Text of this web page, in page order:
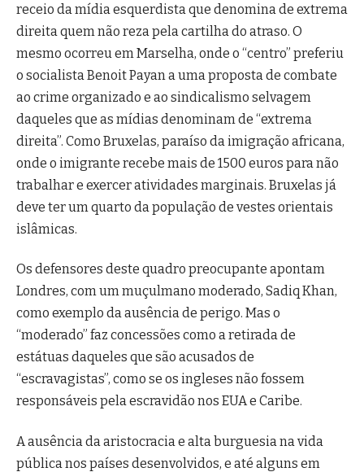
receio da mídia esquerdista que denomina de extrema
direita quem não reza pela cartilha do atraso. O
mesmo ocorreu em Marselha, onde o “centro” preferiu
o socialista Benoit Payan a uma proposta de combate
ao crime organizado e ao sindicalismo selvagem
daqueles que as mídias denominam de “extrema
direita”. Como Bruxelas, paraíso da imigração africana,
onde o imigrante recebe mais de 1500 euros para não
trabalhar e exercer atividades marginais. Bruxelas já
deve ter um quarto da população de vestes orientais
islâmicas.
Os defensores deste quadro preocupante apontam
Londres, com um muçulmano moderado, Sadiq Khan,
como exemplo da ausência de perigo. Mas o
“moderado” faz concessões como a retirada de
estátuas daqueles que são acusados de
“escravagistas”, como se os ingleses não fossem
responsáveis pela escravidão nos EUA e Caribe.
A ausência da aristocracia e alta burguesia na vida
pública nos países desenvolvidos, e até alguns em